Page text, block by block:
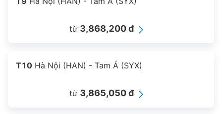
từ 3,868,200 đ
T10 Hà Nội (HAN) - Tam Á (SYX)
từ 3,865,050 đ